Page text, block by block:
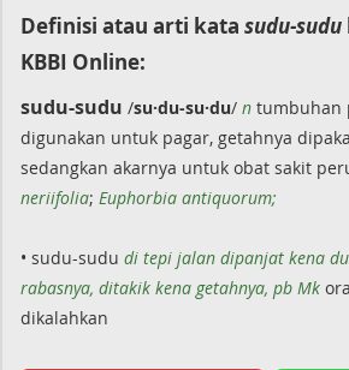
Definisi atau arti kata sudu-sudu
KBBI Online:
sudu-sudu /su·du-su·du/ n tumbuhan
digunakan untuk pagar, getahnya
sedangkan akarnya untuk obat sakit
neriifolia; Euphorbia antiquorum;
• sudu-sudu di tepi jalan dipanjat kena
rabasnya, ditakik kena getahnya, pb Mk
dikalahkan